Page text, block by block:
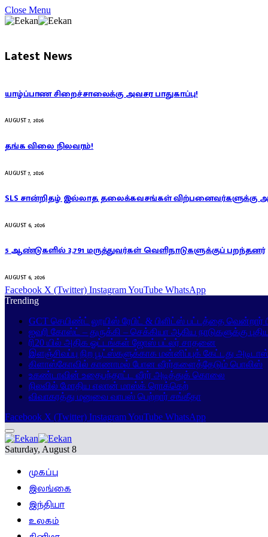
Close Menu
Latest News
யாழ்ப்பாண சிறைச்சாலைக்கு அவசர பாதுகாப்பு!
AUGUST 7, 2026
தங்க விலை நிலவரம்!
AUGUST 7, 2026
SLS சான்றிதழ் இல்லாத தலைக்கவசங்கள் விற்பனைவர்களுக்கு
AUGUST 6, 2026
5 ஆண்டுகளில் 3,791 மருத்துவர்கள் வெளிநாடுகளுக்குப் பறந்தனர்
AUGUST 6, 2026
Facebook X (Twitter) InstagramYouTube WhatsApp
Trending
GCT செயிண்ட் லூயிஸ் ரேபிட் & பிளிட்ஸ் பட்டத்தை வென்றார்
ஐவரி கோஸ்ட் – துருக்கி – செக்கியா ஆகிய நாடுகளுக்கு
ரி20 யில் அதிக ஓட்டங்கள் ஜோஸ் பட்லர் சாதனை
இளஞ்சிவப்பு நிற பூட்ஸ்களுக்காக மன்னிப்புக் கேட்டது
கிளாஸ்கோவில் காணாமல் போன வீரர்களைத்தேடும் பொலிஸ்
உகண்டாவின் உதைபந்தாட்ட வீரர் அடித்துக் கொலை
நிலவில் மோதிய எலான் மாஸ்க் ரொக்கெற்
விவாகரத்து மனுவை வாபஸ் பெற்றார் சங்கீதா
Facebook X (Twitter) InstagramYouTube WhatsApp
Saturday, August 8
முகப்பு
இலங்கை
இந்தியா
உலகம்